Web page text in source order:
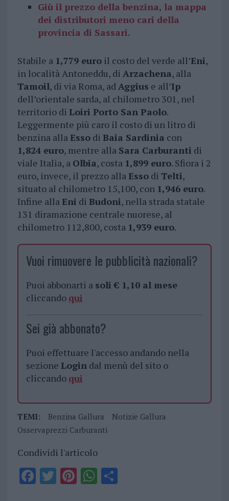
Giù il prezzo della benzina, la mappa
dei distributori meno cari della
provincia di Sassari.
Stabile a 1,779 euroil costo del verde all’Eni,
in località Antoneddu, di Arzachena, alla
Tamoil, di via Roma, adAggius e all’Ip
dell’orientale sarda, al chilometro 301, nel
territorio di Loiri Porto San Paolo.
Leggermente più caro il costo di un litro di
benzina allaEssodi Baia Sardinia con
1,824 euro, mentre alla Sara Carburanti di
viale Italia, a Olbia, costa 1,899 euro. Sfiora i 2
euro, invece, il prezzo allaEssodi Telti,
situato al chilometro 15,100, con 1,946 euro.
Infine allaEni di Budoni, nella strada statale
131 diramazione centrale nuorese, al
chilometro 112,800, costa 1,939 euro.
Vuoi rimuovere le pubblicità nazionali?
Puoi abbonarti a soli € 1,10 al mese
cliccando qui
Sei già abbonato?
Puoi effettuare l'accesso andando nella
sezione Logindal menù del sito o
cliccando qui
TEMI: Benzina Gallura
Notizie Gallura
Osservaprezzi Carburanti
Condividi l'articolo
F T PiWS